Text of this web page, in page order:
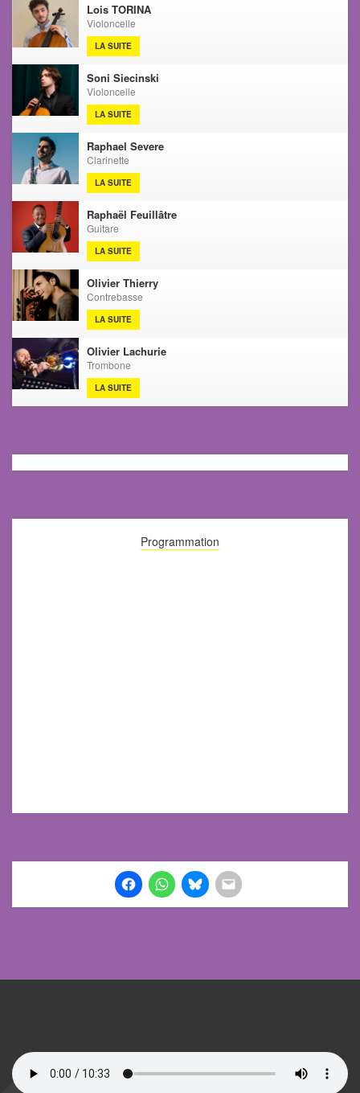
Lois TORINA
Violoncelle
LA SUITE
Soni Siecinski
Violoncelle
LA SUITE
Raphael Severe
Clarinette
LA SUITE
Raphaël Feuillâtre
Guitare
LA SUITE
Olivier Thierry
Contrebasse
LA SUITE
Olivier Lachurie
Trombone
LA SUITE
Programmation